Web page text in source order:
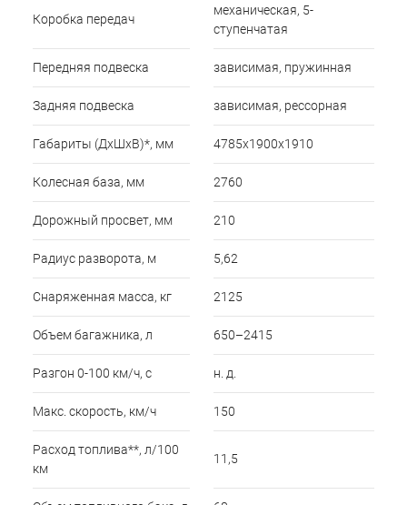
Коробка передач
механическая, 5-
ступенчатая
Передняя подвеска зависимая, пружинная
Задняя подвеска зависимая, рессорная
Габариты (ДхШхВ)*, мм 4785х1900х1910
Колесная база, мм 2760
Дорожный просвет, мм 210
Радиус разворота, м 5,62
Снаряженная масса, кг 2125
Объем багажника, л 650–2415
Разгон 0-100 км/ч, с н. д.
Макс. скорость, км/ч 150
Расход топлива**, л/100
км
11,5